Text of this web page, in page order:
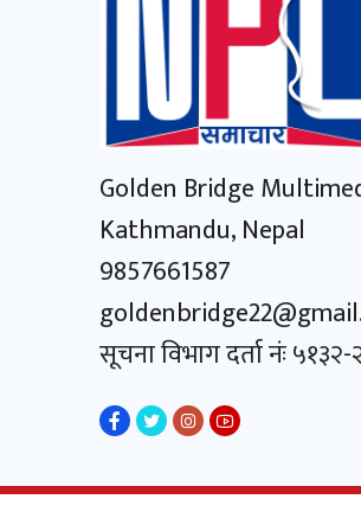
Golden Bridge
Kathmandu, Nepal
9857661587
सूचना विभाग दर्ता नंः